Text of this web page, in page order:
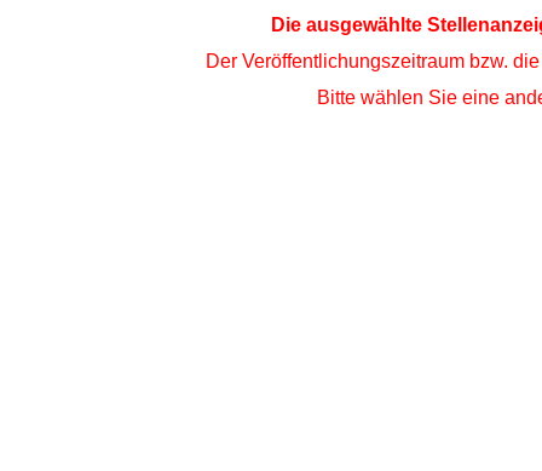
Die ausgewählte
Der Veröffentlichungszeitraum bzw.
Bitte wählen Sie eine